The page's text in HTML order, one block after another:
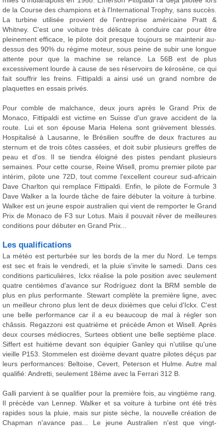
de la Course des champions et à l'International Trophy, sans succès.
La turbine utilisée provient de l'entreprise américaine Pratt &
Whitney. C'est une voiture très délicate à conduire car pour être
pleinement efficace, le pilote doit presque toujours se maintenir au-
dessus des 90% du régime moteur, sous peine de subir une longue
attente pour que la machine se relance. La 56B est de plus
excessivement lourde à cause de ses réservoirs de kérosène, ce qui
fait souffrir les freins. Fittipaldi a ainsi usé un grand nombre de
plaquettes en essais privés.
Pour comble de malchance, deux jours après le Grand Prix de
Monaco, Fittipaldi est victime en Suisse d'un grave accident de la
route. Lui et son épouse Maria Helena sont grièvement blessés.
Hospitalisé à Lausanne, le Brésilien souffre de deux fractures au
sternum et de trois côtes cassées, et doit subir plusieurs greffes de
peau et d'os. Il se tiendra éloigné des pistes pendant plusieurs
semaines. Pour cette course, Reine Wisell, promu premier pilote par
intérim, pilote une 72D, tout comme l'excellent coureur sud-africain
Dave Charlton qui remplace Fittipaldi. Enfin, le pilote de Formule 3
Dave Walker a la lourde tâche de faire débuter la voiture à turbine.
Walker est un jeune espoir australien qui vient de remporter le Grand
Prix de Monaco de F3 sur Lotus. Mais il pouvait rêver de meilleures
conditions pour débuter en Grand Prix...
Les qualifications
La météo est perturbée sur les bords de la mer du Nord. Le temps
est sec et frais le vendredi, et la pluie s'invite le samedi. Dans ces
conditions particulières, Ickx réalise la pole position avec seulement
quatre centièmes d'avance sur Rodríguez dont la BRM semble de
plus en plus performante. Stewart complète la première ligne, avec
un meilleur chrono plus lent de deux dixièmes que celui d'Ickx. C'est
une belle performance car il a eu beaucoup de mal à régler son
châssis. Regazzoni est quatrième et précède Amon et Wisell. Après
deux courses médiocres, Surtees obtient une belle septième place.
Siffert est huitième devant son équipier Ganley qui n'utilise qu'une
vieille P153. Stommelen est dixième devant quatre pilotes déçus par
leurs performances: Beltoise, Cevert, Peterson et Hulme. Autre mal
qualifié: Andretti, seulement 18ème avec la Ferrari 312 B.
Galli parvient à se qualifier pour la première fois, au vingtième rang.
Il précède van Lennep. Walker et sa voiture à turbine ont été très
rapides sous la pluie, mais sur piste sèche, la nouvelle création de
Chapman n'avance pas... Le jeune Australien n'est que vingt-